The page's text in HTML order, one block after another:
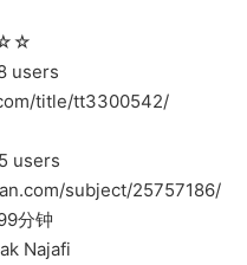
users
title/tt3300542/
users
subject/25757186/
分钟
Najafi